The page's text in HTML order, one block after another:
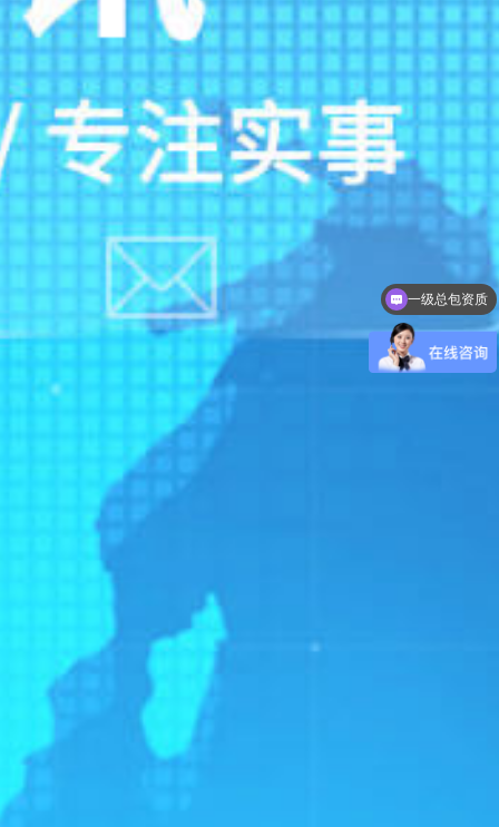
净化车间能做百级，千级，万级，十万级，30万级别的
一级总包资质